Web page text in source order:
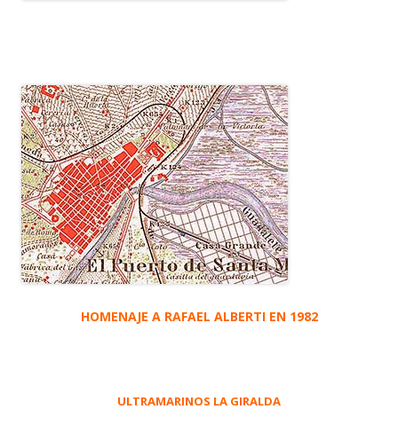
HOMENAJE A RAFAEL ALBERTI EN 1982
ULTRAMARINOS LA GIRALDA